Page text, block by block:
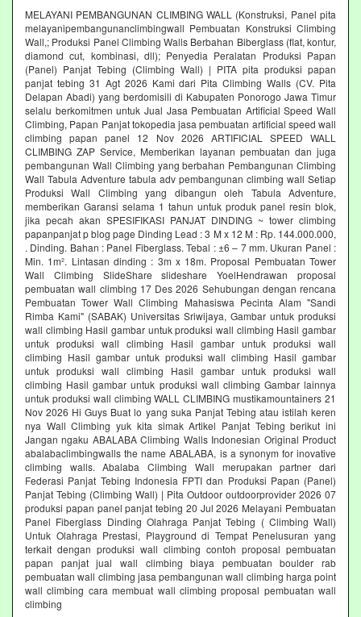
MELAYANI PEMBANGUNAN CLIMBING WALL (Konstruksi, Panel pita
melayanipembangunanclimbingwall Pembuatan Konstruksi Climbing
Wall,; Produksi Panel Climbing Walls Berbahan Biberglass (flat, kontur,
diamond cut, kombinasi, dll); Penyedia Peralatan Produksi Papan
(Panel) Panjat Tebing (Climbing Wall) | PITA pita produksi papan
panjat tebing 31 Agt 2026 Kami dari Pita Climbing Walls (CV. Pita
Delapan Abadi) yang berdomisili di Kabupaten Ponorogo Jawa Timur
selalu berkomitmen untuk Jual Jasa Pembuatan Artificial Speed Wall
Climbing, Papan Panjat tokopedia jasa pembuatan artificial speed wall
climbing papan panel 12 Nov 2026 ARTIFICIAL SPEED WALL
CLIMBING ZAP Service, Memberikan layanan pembuatan dan juga
pembangunan Wall Climbing yang berbahan Pembangunan Climbing
Wall Tabula Adventure tabula adv pembangunan climbing wall Setiap
Produksi Wall Climbing yang dibangun oleh Tabula Adventure,
memberikan Garansi selama 1 tahun untuk produk panel resin blok,
jika pecah akan SPESIFIKASI PANJAT DINDING ~ tower climbing
papanpanjat p blog page Dinding Lead : 3 M x 12 M : Rp. 144.000.000,
. Dinding. Bahan : Panel Fiberglass. Tebal : ±6 – 7 mm. Ukuran Panel :
Min. 1m². Lintasan dinding : 3m x 18m. Proposal Pembuatan Tower
Wall Climbing SlideShare slideshare YoelHendrawan proposal
pembuatan wall climbing 17 Des 2026 Sehubungan dengan rencana
Pembuatan Tower Wall Climbing Mahasiswa Pecinta Alam "Sandi
Rimba Kami" (SABAK) Universitas Sriwijaya, Gambar untuk produksi
wall climbing Hasil gambar untuk produksi wall climbing Hasil gambar
untuk produksi wall climbing Hasil gambar untuk produksi wall
climbing Hasil gambar untuk produksi wall climbing Hasil gambar
untuk produksi wall climbing Hasil gambar untuk produksi wall
climbing Hasil gambar untuk produksi wall climbing Gambar lainnya
untuk produksi wall climbing WALL CLIMBING mustikamountainers 21
Nov 2026 Hi Guys Buat lo yang suka Panjat Tebing atau istilah keren
nya Wall Climbing yuk kita simak Artikel Panjat Tebing berikut ini
Jangan ngaku ABALABA Climbing Walls Indonesian Original Product
abalabaclimbingwalls the name ABALABA, is a synonym for inovative
climbing walls. Abalaba Climbing Wall merupakan partner dari
Federasi Panjat Tebing Indonesia FPTI dan Produksi Papan (Panel)
Panjat Tebing (Climbing Wall) | Pita Outdoor outdoorprovider 2026 07
produksi papan panel panjat tebing 20 Jul 2026 Melayani Pembuatan
Panel Fiberglass Dinding Olahraga Panjat Tebing ( Climbing Wall)
Untuk Olahraga Prestasi, Playground di Tempat Penelusuran yang
terkait dengan produksi wall climbing contoh proposal pembuatan
papan panjat jual wall climbing biaya pembuatan boulder rab
pembuatan wall climbing jasa pembangunan wall climbing harga point
wall climbing cara membuat wall climbing proposal pembuatan wall
climbing